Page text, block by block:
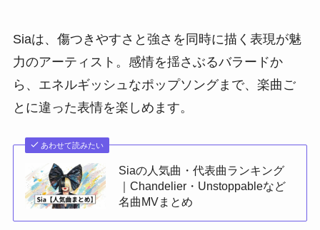
Siaは、傷つきやすさと強さを同時に描く表現が魅
力のアーティスト。感情を揺さぶるバラードか
ら、エネルギッシュなポップソングまで、楽曲ご
とに違った表情を楽しめます。
あわせて読みたい
Siaの人気曲・代表曲ランキング
｜Chandelier・Unstoppableなど
名曲MVまとめ